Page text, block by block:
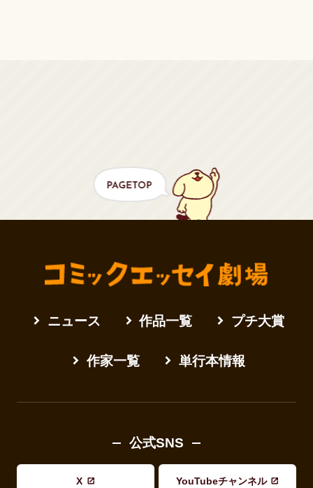
ニュース 作品一覧 プチ大賞
作家一覧 単行本情報
公式SNS
X YouTubeチャンネル